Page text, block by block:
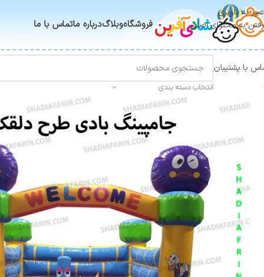
عبور به ناوبری
رفتن به محتوای اصلی
فروشگاهوبلاگدرباره ماتماس با ما
با پشتیبان
انتخاب دسته بندی